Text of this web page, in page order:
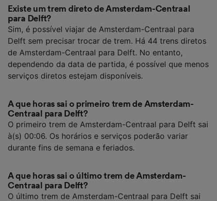
Existe um trem direto de Amsterdam-Centraal
para Delft?
Sim, é possível viajar de Amsterdam-Centraal para
Delft sem precisar trocar de trem. Há 44 trens diretos
de Amsterdam-Centraal para Delft. No entanto,
dependendo da data de partida, é possível que menos
serviços diretos estejam disponíveis.
A que horas sai o primeiro trem de Amsterdam-
Centraal para Delft?
O primeiro trem de Amsterdam-Centraal para Delft sai
à(s) 00:06. Os horários e serviços poderão variar
durante fins de semana e feriados.
A que horas sai o último trem de Amsterdam-
Centraal para Delft?
O último trem de Amsterdam-Centraal para Delft sai